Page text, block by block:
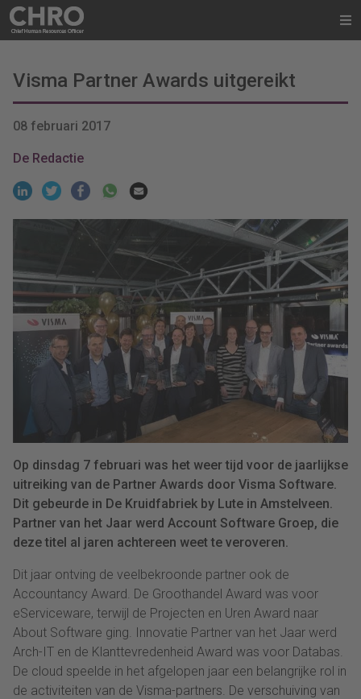
Visma Partner Awards uitgereikt
08 februari 2017
De Redactie
Op dinsdag 7 februari was het weer tijd voor de jaarlijkse
uitreiking van de Partner Awards door Visma Software.
Dit gebeurde in De Kruidfabriek by Lute in Amstelveen.
Partner van het Jaar werd Account Software Groep, die
deze titel al jaren achtereen weet te veroveren.
Dit jaar ontving de veelbekroonde partner ook de
Accountancy Award. De Groothandel Award was voor
eServiceware, terwijl de Projecten en Uren Award naar
About Software ging. Innovatie Partner van het Jaar werd
Arch-IT en de Klanttevredenheid Award was voor Databas.
De cloud speelde in het afgelopen jaar een belangrijke rol in
de activiteiten van de Visma-partners. De verschuiving van